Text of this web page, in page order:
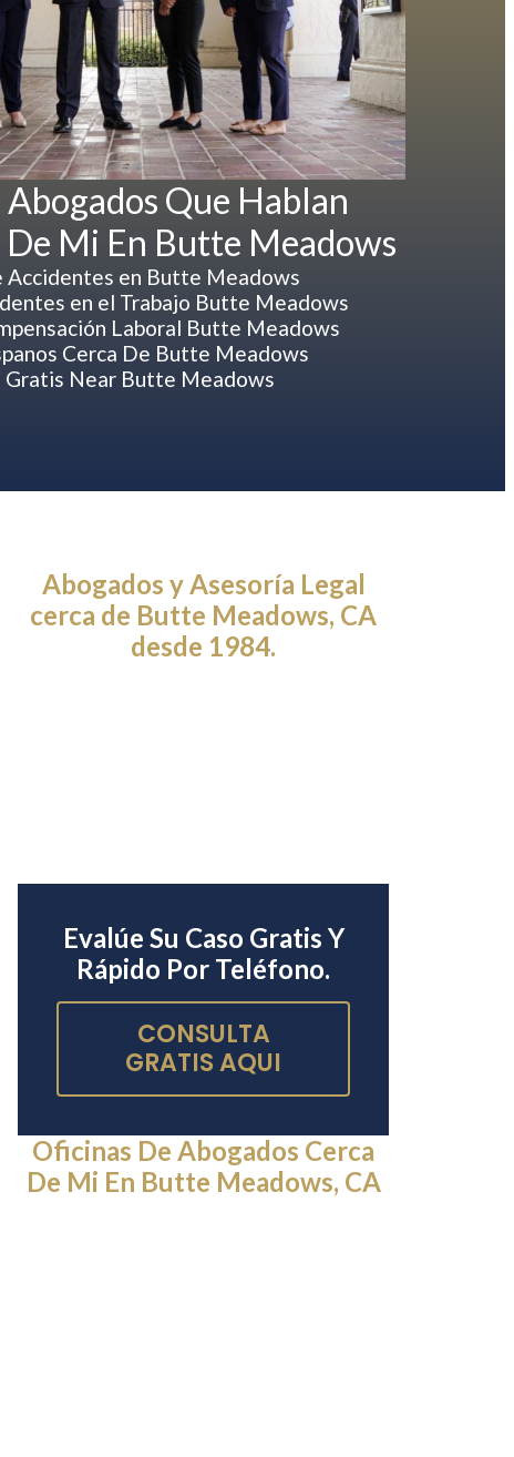
Que Hablan
De Mi En Butte Meadows
Accidentes en Butte Meadows
en el Trabajo Butte Meadows
Laboral Butte Meadows
Cerca De Butte Meadows
Gratis Near Butte Meadows
Abogados y Asesoría Legal
cerca de Butte Meadows, CA
desde 1984.
Evalúe Su Caso Gratis Y
Rápido Por Teléfono.
CONSULTA
GRATIS AQUI
Oficinas De Abogados Cerca
De Mi En Butte Meadows, CA